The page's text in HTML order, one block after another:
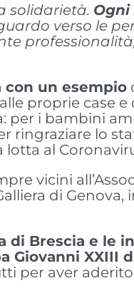
solidarietà. Ogni
verso le
con un esempio
proprie case e
per i bambini
ringraziare lo
al
vicini
di Genova,
di Brescia e le
Giovanni XXIII
per aver